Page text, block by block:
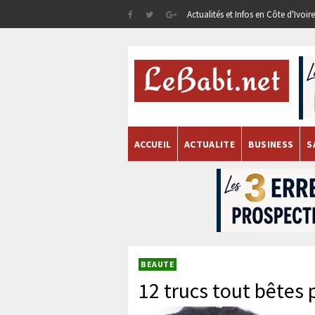
Actualités et Infos en Côte
ACCUEIL ACTUALITE BUSINESS
BEAUTE
12 trucs tout bêtes